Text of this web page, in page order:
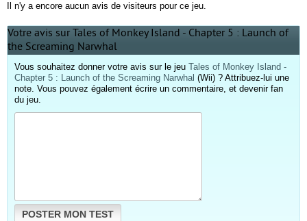
Il n'y a encore aucun avis de visiteurs pour ce jeu.
Votre avis sur Tales of Monkey Island - Chapter 5 : Launch of
the Screaming Narwhal
Vous souhaitez donner votre avis sur le jeu Tales of Monkey Island -
Chapter 5 : Launch of the Screaming Narwhal (Wii) ? Attribuez-lui une
note. Vous pouvez également écrire un commentaire, et devenir fan
du jeu.
POSTER MON TEST